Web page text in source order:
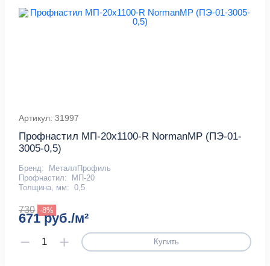
Артикул: 31997
Профнастил МП-20x1100-R NormanMP (ПЭ-01-
3005-0,5)
Бренд:
МеталлПрофиль
Профнастил:
МП-20
Толщина, мм: 0,5
730 -8%
671 руб./м²
Купить